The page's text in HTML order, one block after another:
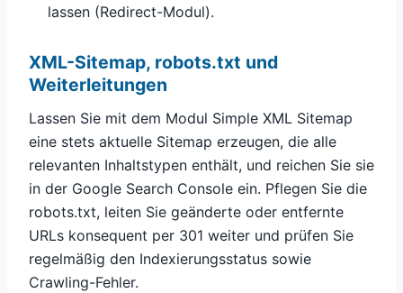
lassen (Redirect-Modul).
XML-Sitemap, robots.txt und
Weiterleitungen
Lassen Sie mit dem Modul Simple XML Sitemap
eine stets aktuelle Sitemap erzeugen, die alle
relevanten Inhaltstypen enthält, und reichen Sie sie
in der Google Search Console ein. Pflegen Sie die
robots.txt, leiten Sie geänderte oder entfernte
URLs konsequent per 301 weiter und prüfen Sie
regelmäßig den Indexierungsstatus sowie
Crawling-Fehler.